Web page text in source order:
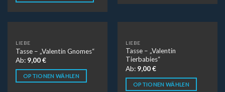
LIEBE
Tasse – „Valentin Gnomes“
Ab: 9,00€
OPTIONEN WÄHLEN
LIEBE
Tasse – „Valentin
Tierbabies“
Ab: 9,00€
OPTIONEN WÄHLEN